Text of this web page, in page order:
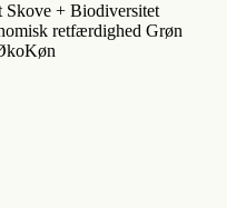
Skove + Biodiversitet
retfærdighed Grøn